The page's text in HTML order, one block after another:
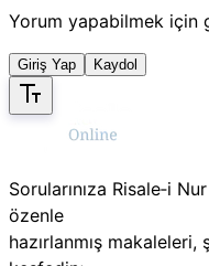
Yorum yapabilmek için
Giriş Yap Kaydol
Sorularınıza Risale‑i
özenle
hazırlanmış makaleleri,